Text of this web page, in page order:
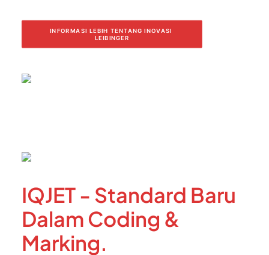
INFORMASI LEBIH TENTANG INOVASI
LEIBINGER
IQJET - Standard Baru
Dalam Coding &
Marking.